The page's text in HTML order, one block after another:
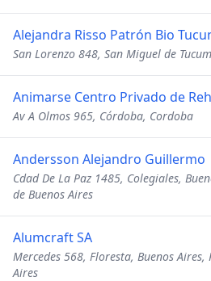
Alejandra Risso Patrón Bio
San Lorenzo 848, San Miguel de
Av A Olmos 965, Córdoba, Cordoba
Andersson Alejandro Guillermo
Cdad De La Paz 1485, Colegiales,
de Buenos Aires
Alumcraft SA
Mercedes 568, Floresta, Buenos Aires,
Aires